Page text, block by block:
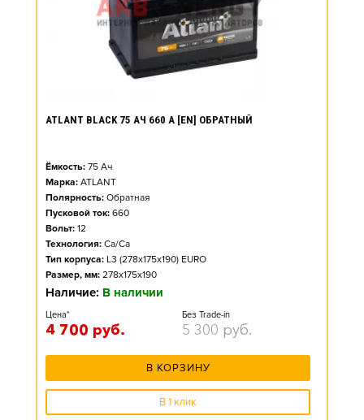
ATLANT BLACK 75 АЧ 660 А [EN] ОБРАТНЫЙ
Ёмкость: 75 Ач
Марка: ATLANT
Полярность: Обратная
Пусковой ток: 660
Вольт: 12
Технология: Ca/Ca
Тип корпуса: L3 (278x175x190) EURO
Размер, мм: 278x175x190
Наличие: В наличии
Цена*
4 700 руб.
Без Trade-in
5 300 руб.
В КОРЗИНУ
В 1 клик